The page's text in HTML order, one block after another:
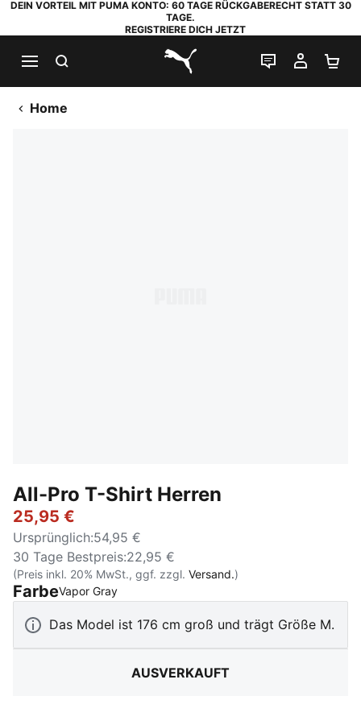
DEIN VORTEIL MIT PUMA KONTO: 60 TAGE RÜCKGABERECHT STATT 30
TAGE.
REGISTRIERE DICH JETZT
PUMA.com
LIVE-CHAT
MEIN
Home
All-Pro T-Shirt Herren
25,95 €
Ursprünglich:54,95 €
30 Tage Bestpreis:22,95 €
(Preis inkl. 20% MwSt., ggf. zzgl. Versand.)
FarbeVapor Gray:
Das Model ist 176 cm groß und trägt Größe M.
AUSVERKAUFT